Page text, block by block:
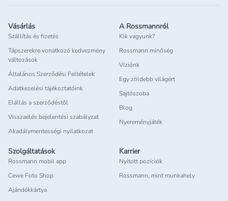
Vásárlás
Szállítás és fizetés
Tápszerekre vonatkozó kedvezmény
változások
Általános Szerződési Feltételek
Adatkezelési tájékoztatóink
Elállás a szerződéstől
Visszaélés bejelentési szabályzat
Akadálymentességi nyilatkozat
A Rossmannról
Kik vagyunk?
Rossmann minőség
Víziónk
Egy zöldebb világért
Sajtószoba
Blog
Nyereményjáték
Szolgáltatások
Rossmann mobil app
Cewe Foto Shop
Ajándékkártya
Karrier
Nyitott pozíciók
Rossmann, mint munkahely